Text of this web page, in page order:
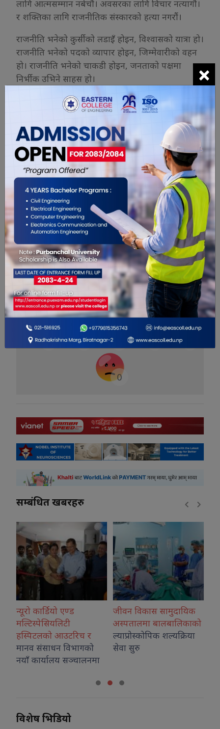
लागि आत्मसम्मान नबेचौं। अवसरका लागि विचार नत्यागौं।
र शक्तिका लागि राजनीतिक संस्कारको हत्या नगरौं।
राजनीति भनेको कुर्सीको लडाइँ होइन, विश्वासको यात्रा हो।
राजनीति भनेको पदको व्यापार होइन, जिम्मेवारीको वहन
हो। राजनीति भनेको चाकडी होइन, जनताको पक्षमा
निर्भीक उभिने साहस हो।
आज होइन भने भोलि, जनताले सबै देखिरहेका छन्।
इतिहासले पनि सबै हिसाब राखिरहेको छ। क्षणिक लाभका
लागि सिद्धान्त बेच्नेहरू केही समय चम्किन सक्छन्, तर
टिक्न सक्दैनन्। टिक्नेहरू तिनै हुन् जसले विचार, निष्ठा र
राजनीतिक संस्कारलाई अन्तिम साससम्म जोगाएर राख्छन्।
यी मेरा व्यक्तिगत विचार मात्र हुन्। असहमत हुने अधिकार
सबैलाई छ, र म सबै विचारको सम्मान गर्दछु।
हरि ।ॐ
यो खबर पढेर तपाईलाई कस्तो महसुस
भयो ?
0 0 0
0
सम्बंधित खबरहरु
न्यूरो कार्डियो एण्ड
मल्टिस्पेसियलिटी
हस्पिटलको आउटरिच र
मानव संसाधन विभागको
नयाँ कार्यालय सञ्चालनमा
जीवन विकास सामुदायिक
अस्पतालमा बालबालिकाको
ल्याप्रोस्कोपिक शल्यक्रिया
सेवा सुरु
विशेष भिडियो
×